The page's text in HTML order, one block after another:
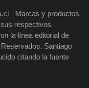
- Marcas y productos
respectivos
la línea editorial de
Santiago
citando la fuente